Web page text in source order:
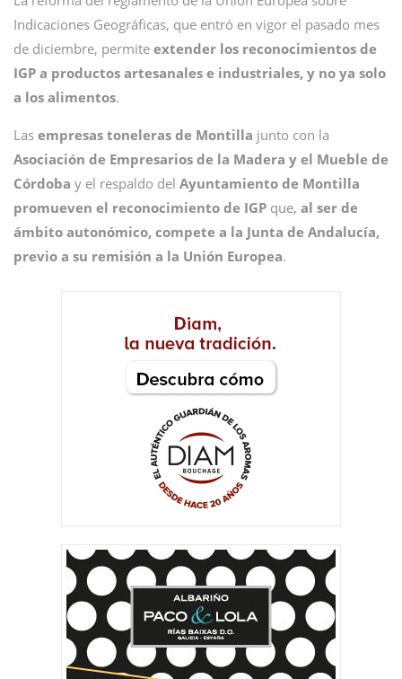
Indicaciones Geográficas, que entró en vigor el pasado mes
de diciembre, permite extender los reconocimientos de
IGP a productos artesanales e industriales, y no ya solo
a los alimentos.
Las empresas toneleras de Montilla junto con la
Asociación de Empresarios de la Madera y el Mueble de
Córdoba y el respaldo del Ayuntamiento de Montilla
promueven el reconocimiento de IGP que, al ser de
ámbito autonómico, compete a la Junta de Andalucía,
previo a su remisión a la Unión Europea.